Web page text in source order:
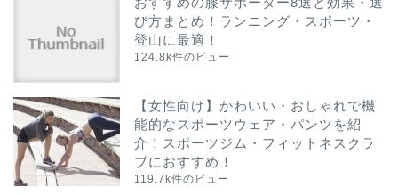
び方まとめ！ランニング・スポーツ・
登山に最適！
124.8k件のビュー
【女性向け】かわいい・おしゃれで機
能的なスポーツウェア・パンツを紹
介！スポーツジム・フィットネスクラ
ブにおすすめ！
119.7k件のビュー